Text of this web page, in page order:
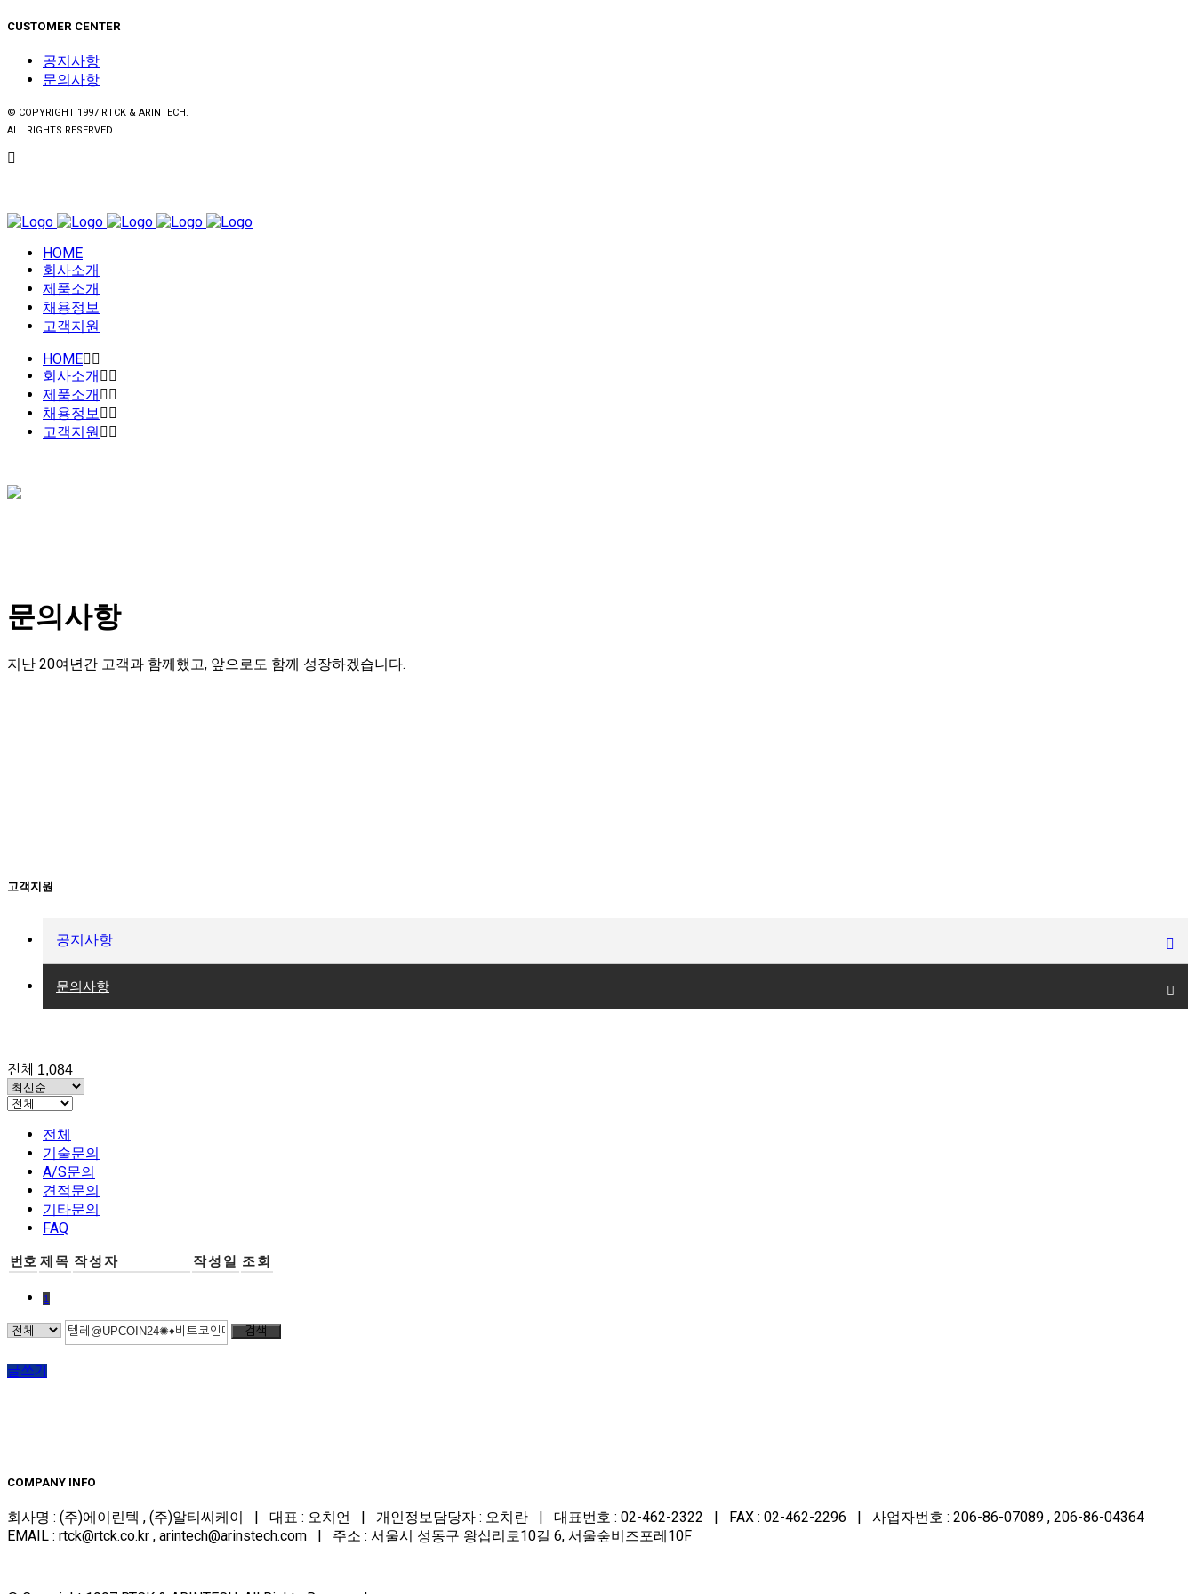
CUSTOMER CENTER
공지사항
문의사항
© COPYRIGHT 1997 RTCK & ARINTECH.
ALL RIGHTS RESERVED.
HOME
회사소개
제품소개
채용정보
고객지원
HOME
회사소개
제품소개
채용정보
고객지원
문의사항
지난 20여년간 고객과 함께했고, 앞으로도 함께 성장하겠습니다.
고객지원
공지사항
문의사항
전체 1,084
전체
기술문의
A/S문의
견적문의
기타문의
FAQ
번호 제목 작성자 작성일 조회
1
검색
글쓰기
COMPANY INFO
회사명 : (주)에이린텍 , (주)알티씨케이 | 대표 : 오치언 | 개인정보담당자 : 오치란 | 대표번호 : 02-462-2322 | FAX : 02-462-2296 | 사업자번호 : 206-86-07089 , 206-86-04364
EMAIL : rtck@rtck.co.kr , arintech@arinstech.com | 주소 : 서울시 성동구 왕십리로10길 6, 서울숲비즈포레10F